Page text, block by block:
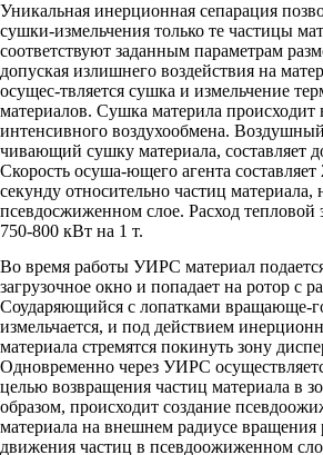
Уникальная инерционная сепарация
сушки-измельчения только те частицы
соответствуют заданным параметрам
допуская излишнего воздействия на
осущес-твляется сушка и измельчение
материалов. Сушка материла происходит
интенсивного воздухообмена.
чивающий сушку материала, составляет
Скорость осуша-ющего агента составляет
секунду относительно частиц материала,
псевдосжиженном слое. Расход тепловой
750-800 кВт на 1 т.
Во время работы УИРС материал
загрузочное окно и попадает на ротор с
Соударяющийся с лопатками вращающе-
измельчается, и под действием
материала стремятся покинуть зону
Одновременно через УИРС
целью возвращения частиц материала в
образом, происходит создание
материала на внешнем радиусе вращения
движения частиц в псевдоожиженном